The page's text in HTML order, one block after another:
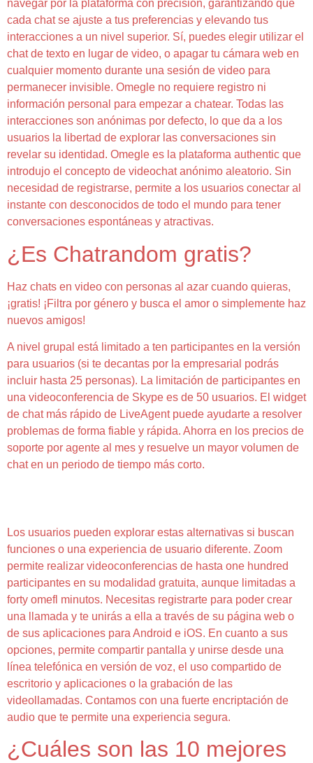
navegar por la plataforma con precisión, garantizando que
cada chat se ajuste a tus preferencias y elevando tus
interacciones a un nivel superior. Sí, puedes elegir utilizar el
chat de texto en lugar de video, o apagar tu cámara web en
cualquier momento durante una sesión de video para
permanecer invisible. Omegle no requiere registro ni
información personal para empezar a chatear. Todas las
interacciones son anónimas por defecto, lo que da a los
usuarios la libertad de explorar las conversaciones sin
revelar su identidad. Omegle es la plataforma authentic que
introdujo el concepto de videochat anónimo aleatorio. Sin
necesidad de registrarse, permite a los usuarios conectar al
instante con desconocidos de todo el mundo para tener
conversaciones espontáneas y atractivas.
¿Es Chatrandom gratis?
Haz chats en video con personas al azar cuando quieras,
¡gratis! ¡Filtra por género y busca el amor o simplemente haz
nuevos amigos!
A nivel grupal está limitado a ten participantes en la versión
para usuarios (si te decantas por la empresarial podrás
incluir hasta 25 personas). La limitación de participantes en
una videoconferencia de Skype es de 50 usuarios. El widget
de chat más rápido de LiveAgent puede ayudarte a resolver
problemas de forma fiable y rápida. Ahorra en los precios de
soporte por agente al mes y resuelve un mayor volumen de
chat en un periodo de tiempo más corto.
Los usuarios pueden explorar estas alternativas si buscan
funciones o una experiencia de usuario diferente. Zoom
permite realizar videoconferencias de hasta one hundred
participantes en su modalidad gratuita, aunque limitadas a
forty omefl minutos. Necesitas registrarte para poder crear
una llamada y te unirás a ella a través de su página web o
de sus aplicaciones para Android e iOS. En cuanto a sus
opciones, permite compartir pantalla y unirse desde una
línea telefónica en versión de voz, el uso compartido de
escritorio y aplicaciones o la grabación de las
videollamadas. Contamos con una fuerte encriptación de
audio que te permite una experiencia segura.
¿Cuáles son las 10 mejores